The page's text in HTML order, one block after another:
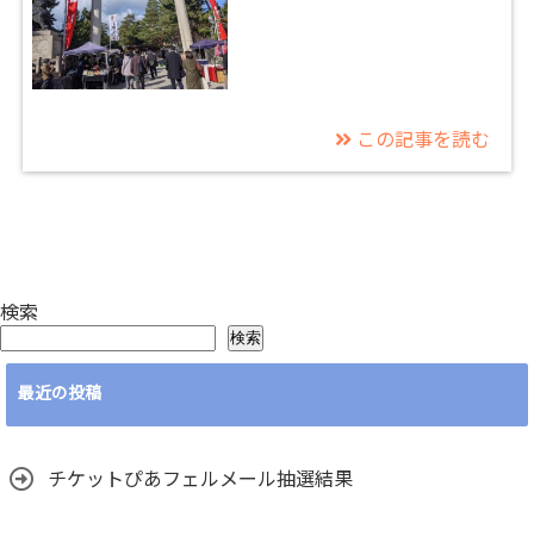
この記事を読む
検索
検索
最近の投稿
チケットぴあフェルメール抽選結果